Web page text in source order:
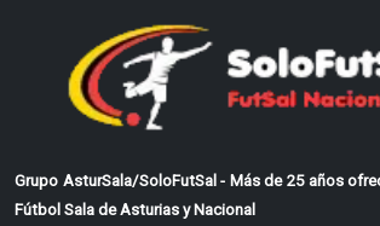
Grupo AsturSala/SoloFutSal - Más de 25 años
Fútbol Sala de Asturias y Nacional